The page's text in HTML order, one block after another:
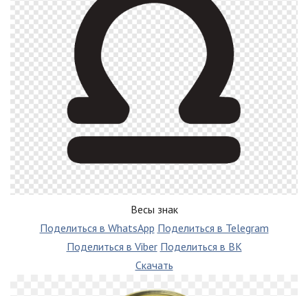
Весы знак
Поделиться в WhatsApp Поделиться в Telegram
Поделиться в Viber Поделиться в ВК
Скачать